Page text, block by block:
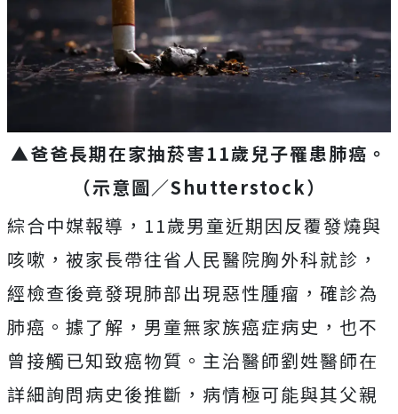
▲爸爸長期在家抽菸害11歲兒子罹患肺癌。
（示意圖／Shutterstock）
綜合中媒報導，11歲男童近期因反覆發燒與
咳嗽，被家長帶往省人民醫院胸外科就診，
經檢查後竟發現肺部出現惡性腫瘤，確診為
肺癌。據了解，男童無家族癌症病史，也不
曾接觸已知致癌物質。主治醫師劉姓醫師在
詳細詢問病史後推斷，病情極可能與其父親